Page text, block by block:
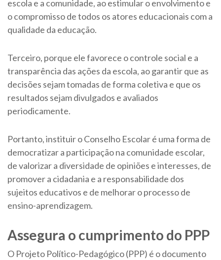
escola e a comunidade, ao estimular o envolvimento e
o compromisso de todos os atores educacionais com a
qualidade da educação.
Terceiro, porque ele favorece o controle social e a
transparência das ações da escola, ao garantir que as
decisões sejam tomadas de forma coletiva e que os
resultados sejam divulgados e avaliados
periodicamente.
Portanto, instituir o Conselho Escolar é uma forma de
democratizar a participação na comunidade escolar,
de valorizar a diversidade de opiniões e interesses, de
promover a cidadania e a responsabilidade dos
sujeitos educativos e de melhorar o processo de
ensino-aprendizagem.
Assegura o cumprimento do PPP
O Projeto Político-Pedagógico (PPP) é o documento